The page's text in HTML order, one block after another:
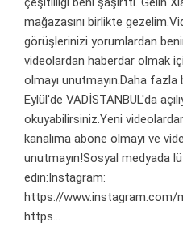
mağazasını birlikte
görüşlerinizi yorumlardan
videolardan haberdar olmak
olmayı unutmayın.Daha
Eylül'de VADİSTANBUL'da
okuyabilirsiniz.Yeni
kanalıma abone olmayı ve
unutmayın!Sosyal medyada
edin:Instagram:
https://www.instagram.com/
https...